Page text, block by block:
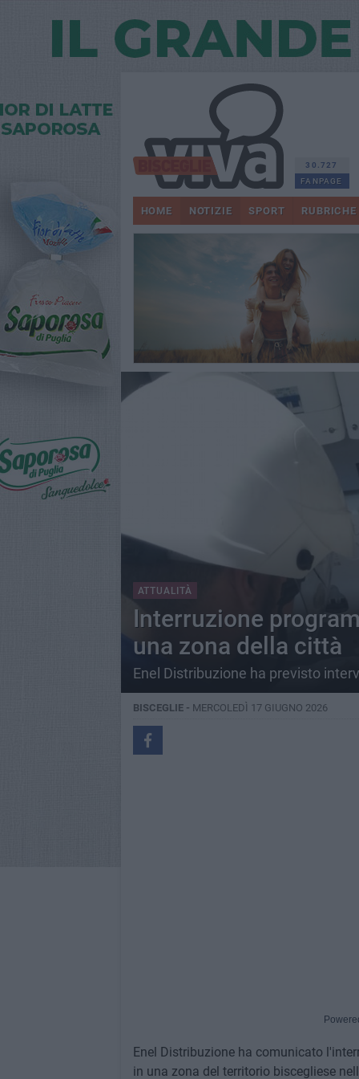
30.727
FANPAGE
HOME NOTIZIE SPORT RUBRICHE
ATTUALITÀ
Interruzione
una zona della città
Enel Distribuzione ha previsto
BISCEGLIE - MERCOLEDÌ 17 GIUGNO 2026
Enel Distribuzione ha comunicato
in una zona del territorio biscegliese